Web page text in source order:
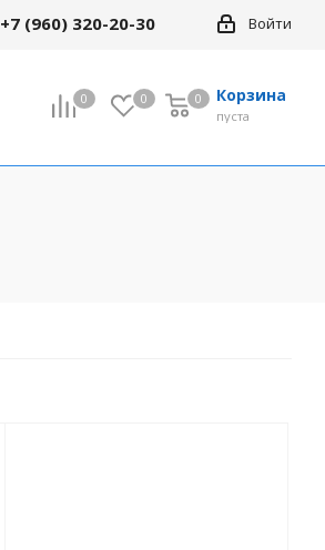
Войти
+7 (960) 320-20-30
0 0 Корзина
0
пуста
0